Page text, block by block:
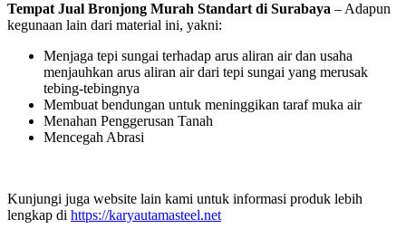
Tempat Jual Bronjong Murah Standart di Surabaya – Adapun
kegunaan lain dari material ini, yakni:
Menjaga tepi sungai terhadap arus aliran air dan usaha
menjauhkan arus aliran air dari tepi sungai yang merusak
tebing-tebingnya
Membuat bendungan untuk meninggikan taraf muka air
Menahan Penggerusan Tanah
Mencegah Abrasi
Kunjungi juga website lain kami untuk informasi produk lebih
lengkap di https://karyautamasteel.net